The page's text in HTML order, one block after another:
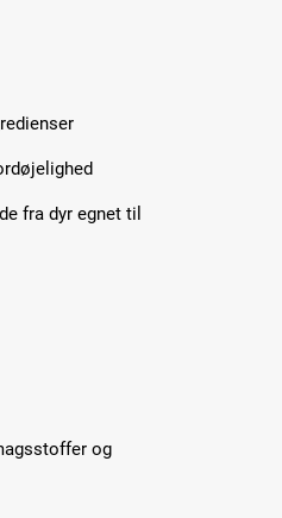
fra dyr egnet til
og